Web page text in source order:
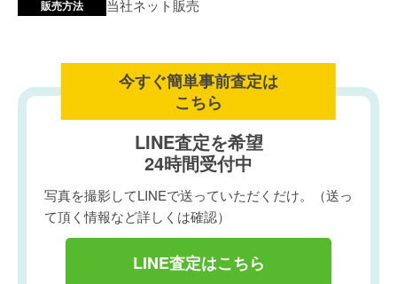
販売方法 当社ネット販売
今すぐ簡単事前査定は
こちら
LINE査定を希望
24時間受付中
写真を撮影してLINEで送っていただくだけ。（送っ
て頂く情報など詳しくは確認）
LINE査定はこちら